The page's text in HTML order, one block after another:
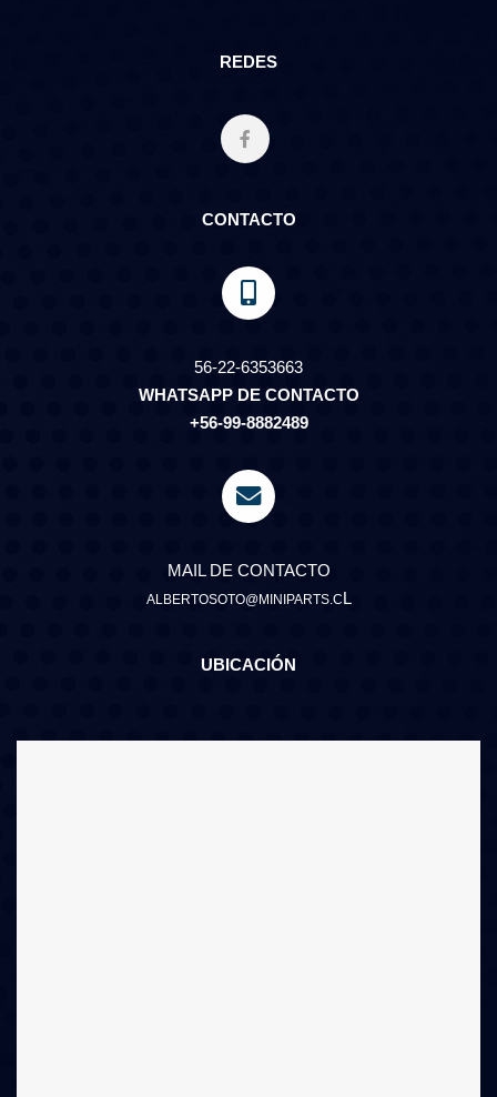
REDES
CONTACTO
56-22-6353663
WHATSAPP DE CONTACTO
+56-99-8882489
MAIL DE CONTACTO
ALBERTOSOTO@MINIPARTS.CL
UBICACIÓN